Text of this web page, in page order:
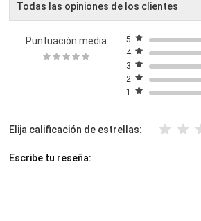
Todas las opiniones de los clientes
Puntuación media
5
4
3
2
1
Elija calificación de estrellas:
Escribe tu reseña: